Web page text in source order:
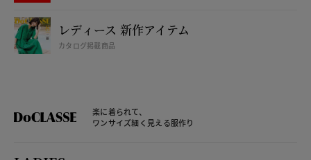
レディース 新作アイテム
カタログ掲載商品
楽に着られて、
ワンサイズ細く見える服作り